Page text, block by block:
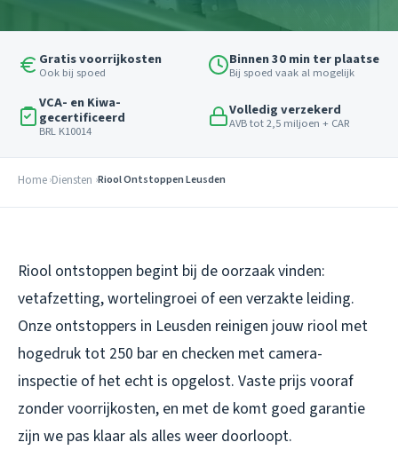
Gratis voorrijkosten
Ook bij spoed
Binnen 30 min ter plaatse
Bij spoed vaak al mogelijk
VCA- en Kiwa-
gecertificeerd
BRL K10014
Volledig verzekerd
AVB tot 2,5 miljoen + CAR
Home Diensten Riool Ontstoppen Leusden
Riool ontstoppen begint bij de oorzaak vinden:
vetafzetting, wortelingroei of een verzakte leiding.
Onze ontstoppers in Leusden reinigen jouw riool met
hogedruk tot 250 bar en checken met camera-
inspectie of het echt is opgelost. Vaste prijs vooraf
zonder voorrijkosten, en met de komt goed garantie
zijn we pas klaar als alles weer doorloopt.